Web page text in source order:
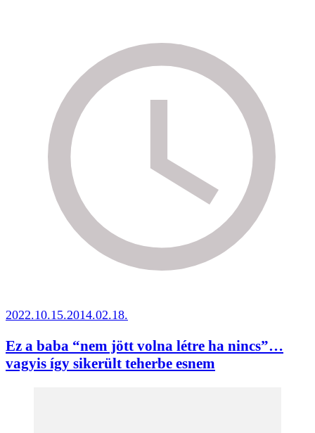
2022.10.15.2014.02.18.
Ez a baba “nem jött volna létre ha nincs”…
vagyis így sikerült teherbe esnem